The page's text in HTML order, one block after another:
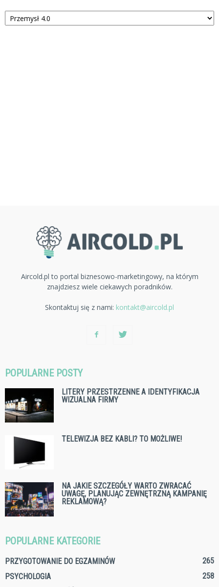
Kategorie
Aircold.pl to portal biznesowo-marketingowy, na którym
znajdziesz wiele ciekawych poradników.
Skontaktuj się z nami: kontakt@aircold.pl
POPULARNE POSTY
LITERY PRZESTRZENNE A IDENTYFIKACJA
WIZUALNA FIRMY
TELEWIZJA BEZ KABLI? TO MOŻLIWE!
NA JAKIE SZCZEGÓŁY WARTO ZWRACAĆ
UWAGĘ, PLANUJĄC ZEWNĘTRZNĄ KAMPANIĘ
REKLAMOWĄ?
POPULARNE KATEGORIE
PRZYGOTOWANIE DO EGZAMINÓW
265
PSYCHOLOGIA
258